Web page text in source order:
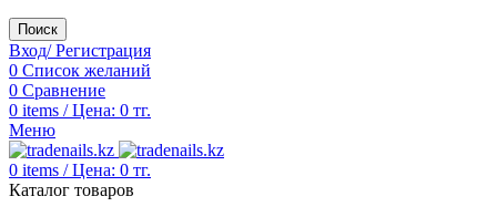
Поиск
Вход/ Регистрация
0 Список желаний
0 Сравнение
0 items / Цена: 0 тг.
Меню
0 items / Цена: 0 тг.
Каталог товаров